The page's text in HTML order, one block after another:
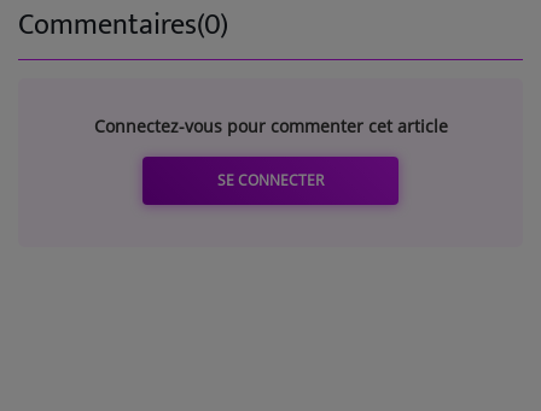
Commentaires(0)
Connectez-vous pour commenter cet article
SE CONNECTER